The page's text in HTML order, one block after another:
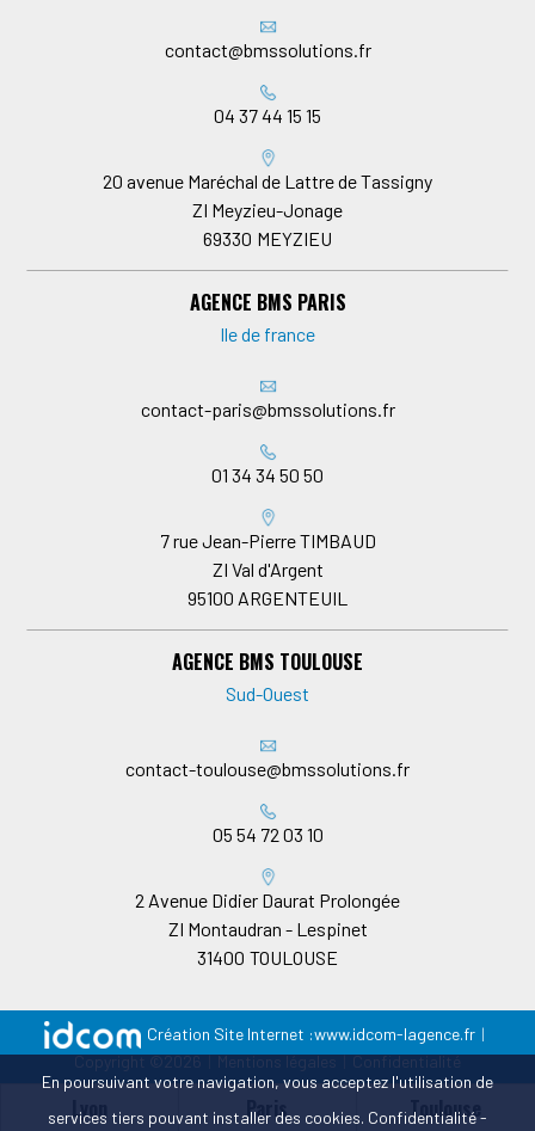
Lyon Paris Toulouse
contact@bmssolutions.fr
04 37 44 15 15
20 avenue Maréchal de Lattre de Tassigny
ZI Meyzieu-Jonage
69330 MEYZIEU
AGENCE BMS PARIS
Ile de france
contact-paris@bmssolutions.fr
01 34 34 50 50
7 rue Jean-Pierre TIMBAUD
ZI Val d'Argent
95100 ARGENTEUIL
AGENCE BMS TOULOUSE
Sud-Ouest
contact-toulouse@bmssolutions.fr
05 54 72 03 10
2 Avenue Didier Daurat Prolongée
ZI Montaudran - Lespinet
31400 TOULOUSE
Création Site Internet :www.idcom-lagence.fr |
Copyright ©2026 | Mentions légales | Confidentialité
En poursuivant votre navigation, vous acceptez l'utilisation de
services tiers pouvant installer des cookies. Confidentialité-